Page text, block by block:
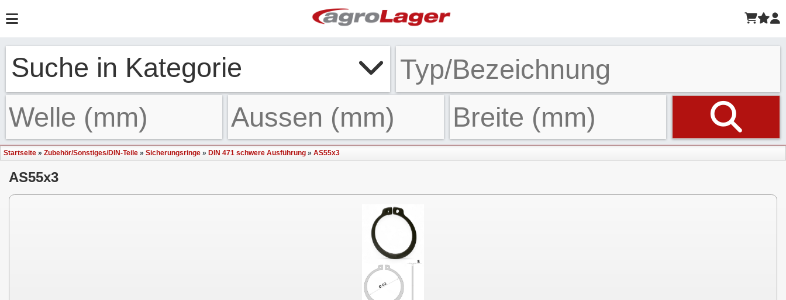
Suche in Kategorie
Startseite » Zubehör/Sonstiges/DIN-Teile » Sicherungsringe » DIN 471 schwere Ausführung » AS55x3
AS55x3